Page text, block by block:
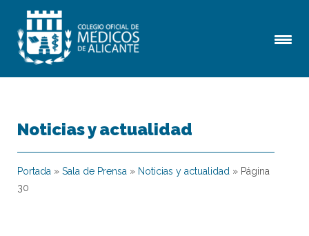
Noticias y actualidad
Portada » Sala de Prensa » Noticias y actualidad » Página
30